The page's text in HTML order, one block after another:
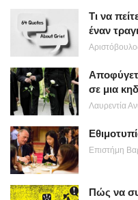
Τι να
έναν
σε μια
Λαυρεντία
Επιστήμη
Πώς να